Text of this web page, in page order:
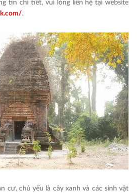
tin chi tiết, vui lòng liên hệ tại website
.
cư, chủ yếu là cây xanh và các sinh vật